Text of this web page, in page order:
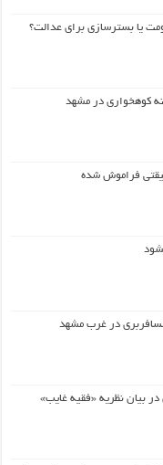
یا بسترسازی برای عدالت؟
کوهخواری در مشهد
فراموش شده
مسافربری در غرب مشهد
بیان نظریه «فقیه غایب»